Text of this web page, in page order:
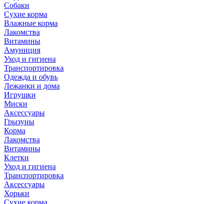
Собаки
Сухие корма
Влажные корма
Лакомства
Витамины
Амуниция
Уход и гигиена
Транспортировка
Одежда и обувь
Лежанки и дома
Игрушки
Миски
Аксессуары
Грызуны
Корма
Лакомства
Витамины
Клетки
Уход и гигиена
Транспортировка
Аксессуары
Хорьки
Сухие корма